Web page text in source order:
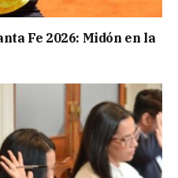
Fe 2026: Midón en la